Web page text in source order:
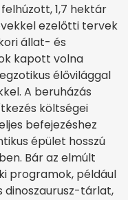
1,7 hektár
ezelőtti tervek
állat- és
kapott volna
élővilággal
A beruházás
költségei
befejezéshez
épület hosszú
Bár az elmúlt
programok, például
dinoszaurusz-tárlat,